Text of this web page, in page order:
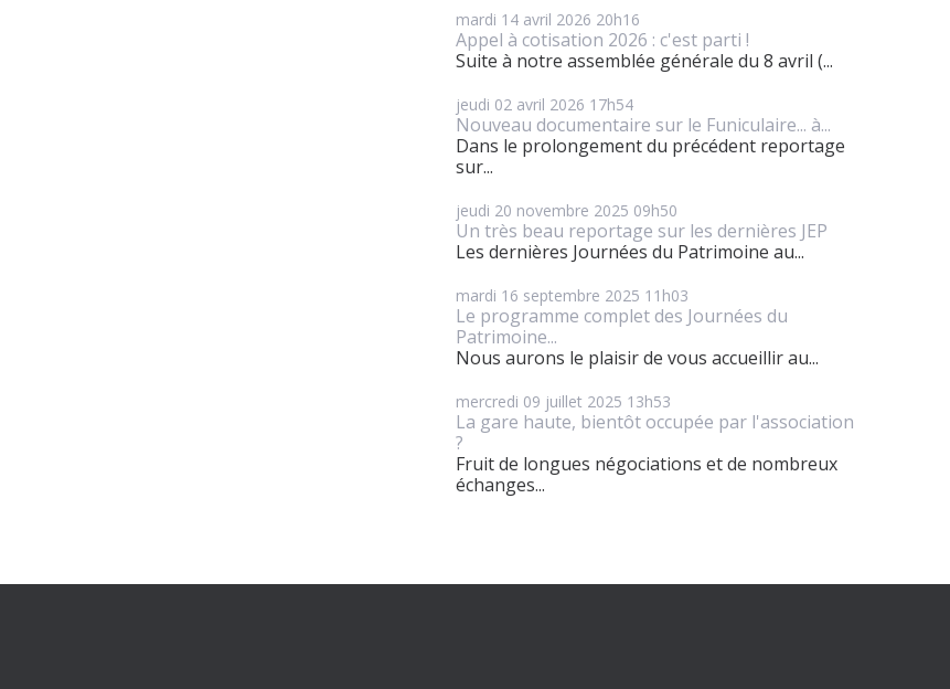
mardi 14 avril 2026 20h16
Appel à cotisation 2026 : c'est parti !
Suite à notre assemblée générale du 8 avril (...
jeudi 02 avril 2026 17h54
Nouveau documentaire sur le Funiculaire... à...
Dans le prolongement du précédent reportage
sur...
jeudi 20 novembre 2025 09h50
Un très beau reportage sur les dernières JEP
Les dernières Journées du Patrimoine au...
mardi 16 septembre 2025 11h03
Le programme complet des Journées du
Patrimoine...
Nous aurons le plaisir de vous accueillir au...
mercredi 09 juillet 2025 13h53
La gare haute, bientôt occupée par l'association
?
Fruit de longues négociations et de nombreux
échanges...